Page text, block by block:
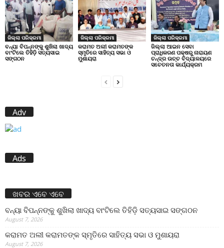
ଜିଲ୍ଲା ପରିକ୍ରମା
ବନ୍ୟା ବିପନ୍ନଙ୍କୁ ଶୁଖିଲା ଖାଦ୍ୟ
ବାଂଟିଲେ ତିହିଡି଼ ସତ୍ୟସାଇ
ସଙ୍ଗଠନ
ଜିଲ୍ଲା ପରିକ୍ରମା
କରାମତ ଅଲୀ କରାମତଙ୍କ
ସ୍ମୃତିରେ ସାହିତ୍ୟ ସଭା ଓ
ମୁଶାୟରା
ଜିଲ୍ଲା ପରିକ୍ରମା
ଜିଲ୍ଲା ଆଇନ ସେବା
ପ୍ରାଧିକରଣ ପକ୍ଷରୁ ନାରାୟଣ
ଚନ୍ଦ୍ର ଉଚ୍ଚ ବିଦ୍ୟାଳୟରେ
ସଚେତନତା କାର୍ଯ୍ୟକ୍ରମ
Adv
Ads
ଖବର ଏବେ ଏବେ
ବନ୍ୟା ବିପନ୍ନଙ୍କୁ ଶୁଖିଲା ଖାଦ୍ୟ ବାଂଟିଲେ ତିହିଡି଼ ସତ୍ୟସାଇ ସଙ୍ଗଠନ
August 7, 2026
କରାମତ ଅଲୀ କରାମତଙ୍କ ସ୍ମୃତିରେ ସାହିତ୍ୟ ସଭା ଓ ମୁଶାୟରା
August 7, 2026